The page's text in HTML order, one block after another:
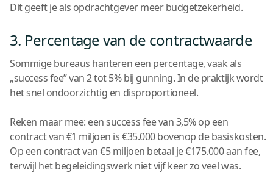
Dit geeft je als opdrachtgever meer budgetzekerheid.
3. Percentage van de contractwaarde
Sommige bureaus hanteren een percentage, vaak als
„success fee” van 2 tot 5% bij gunning. In de praktijk wordt
het snel ondoorzichtig en disproportioneel.
Reken maar mee: een success fee van 3,5% op een
contract van €1 miljoen is €35.000 bovenop de basiskosten.
Op een contract van €5 miljoen betaal je €175.000 aan fee,
terwijl het begeleidingswerk niet vijf keer zo veel was.